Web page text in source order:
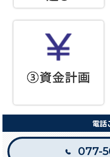
電話
077-